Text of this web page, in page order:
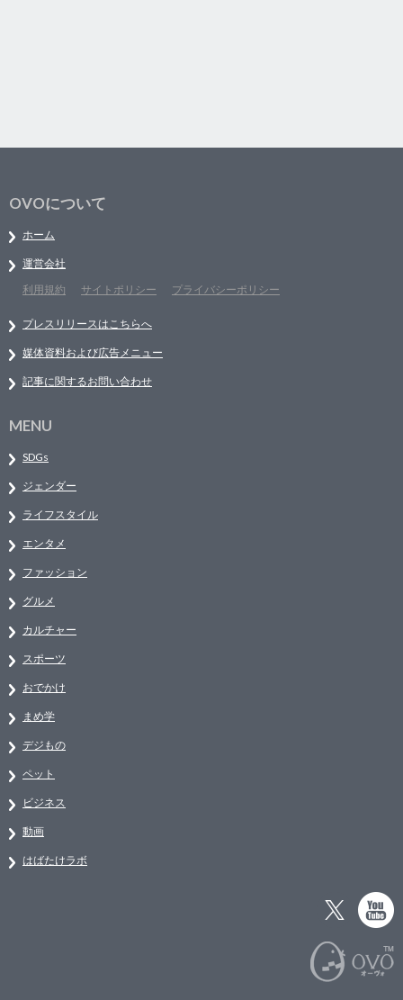
OVOについて
ホーム
運営会社
利用規約
サイトポリシー プライバシーポリシー
プレスリリースはこちらへ
媒体資料および広告メニュー
記事に関するお問い合わせ
MENU
SDGs
ジェンダー
ライフスタイル
エンタメ
ファッション
グルメ
カルチャー
スポーツ
おでかけ
まめ学
デジもの
ペット
ビジネス
動画
はばたけラボ